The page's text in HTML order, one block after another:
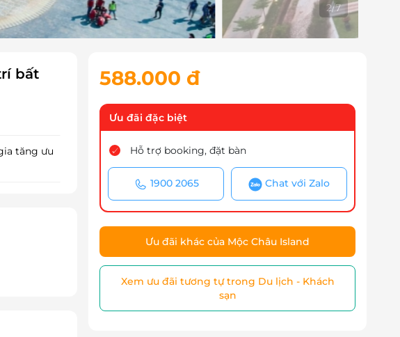
3/7
bất
tăng ưu
588.000 đ
Ưu đãi đặc biệt
Hỗ trợ booking, đặt bàn
1900 2065 Chat với Zalo
Ưu đãi khác của Mộc Châu Island
Xem ưu đãi tương tự trong Du lịch - Khách
sạn